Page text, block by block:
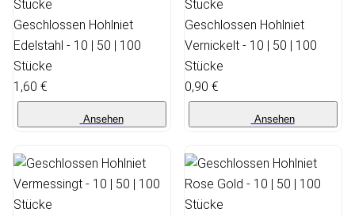
Geschlossen Hohlniet
Edelstahl - 10 | 50 | 100
Stücke
1,60 €
Ansehen
Geschlossen Hohlniet
Vernickelt - 10 | 50 | 100
Stücke
0,90 €
Ansehen